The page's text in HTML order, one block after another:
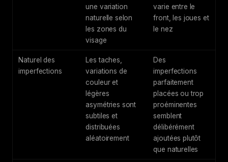
une variation
naturelle selon
les zones du
visage
varie entre le
front, les joues et
le nez
Naturel des
imperfections
Les taches,
variations de
couleur et
légères
asymétries sont
subtiles et
distribuées
aléatoirement
Des
imperfections
parfaitement
placées ou trop
proéminentes
semblent
délibérément
ajoutées plutôt
que naturelles